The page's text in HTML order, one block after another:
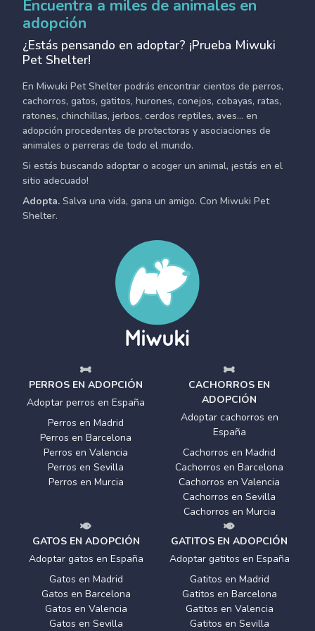
Encuentra a miles de animales en
adopción
¿Estás pensando en adoptar? ¡Prueba Miwuki
Pet Shelter!
En Miwuki Pet Shelter podrás encontrar cientos de perros,
cachorros, gatos, gatitos, hurones, conejos, cobayas, ratas,
ratones, chinchillas, jerbos, cerdos reptiles, aves... en
adopción procedentes de protectoras y asociaciones de
animales o perreras de todo el mundo.
Si estás buscando adoptar o acoger un animal, ¡estás en el
sitio adecuado!
Adopta. Salva una vida, gana un amigo. Con Miwuki Pet
Shelter.
PERROS EN ADOPCIÓN
Adoptar perros en España
Perros en Madrid
Perros en Barcelona
Perros en Valencia
Perros en Sevilla
Perros en Murcia
CACHORROS EN
ADOPCIÓN
Adoptar cachorros en
España
Cachorros en Madrid
Cachorros en Barcelona
Cachorros en Valencia
Cachorros en Sevilla
Cachorros en Murcia
GATOS EN ADOPCIÓN
Adoptar gatos en España
Gatos en Madrid
Gatos en Barcelona
Gatos en Valencia
Gatos en Sevilla
GATITOS EN ADOPCIÓN
Adoptar gatitos en España
Gatitos en Madrid
Gatitos en Barcelona
Gatitos en Valencia
Gatitos en Sevilla